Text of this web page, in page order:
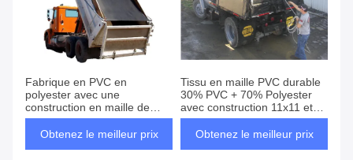
Fabrique en PVC en
polyester avec une
construction en maille de
11x11 et une épaisseur de
0,3-0,5 mm pour des
Obtenez le meilleur prix
Tissu en maille PVC durable
30% PVC + 70% Polyester
avec construction 11x11 et
épaisseur de 0,3-0,5 mm
pour la protection contre la
Obtenez le meilleur prix